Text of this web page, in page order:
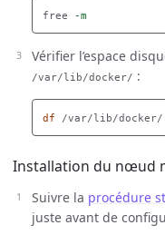
free -m
Vérifier l’espace
/var/lib/docker/ :
df
Installation du nœud
Suivre la procédure
juste avant de